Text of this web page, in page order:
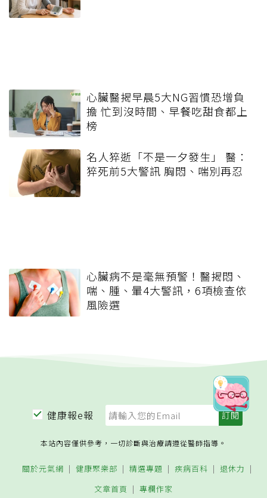
心臟醫揭早晨5大NG習慣恐增負
擔 忙到沒時間、早餐吃甜食都上
榜
名人猝逝「不是一夕發生」 醫：
猝死前5大警訊 胸悶、喘別再忍
心臟病不是毫無預警！醫揭悶、
喘、腫、暈4大警訊，6項檢查依
風險選
健康報e報
本站內容僅供參考，一切診斷與治療請遵從醫師指導。
關於元氣網 健康聚樂部 精選專題 疾病百科
退休力
文章首頁
專欄作家